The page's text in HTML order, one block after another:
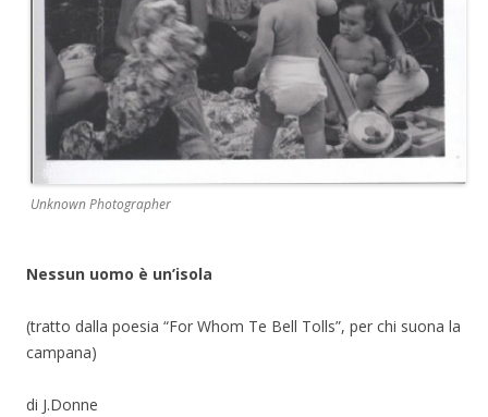
Unknown Photographer
Nessun uomo è un’isola
(tratto dalla poesia “For Whom Te Bell Tolls”, per chi suona la
campana)
di J.Donne